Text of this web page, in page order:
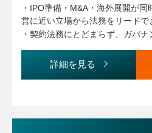
■契約法務（業務割合：約4割）
・国内外の契約書レビュー・ドラ
・SaaS契約、業務委託契約、
・顧問弁護士との連携・リーガル
・契約フロー・法務オペレーショ
・社内向け法務/コンプライアン
・IPO準備・M&A・海外展開が
営に近い立場から法務をリードで
・契約法務にとどまらず、ガバナ
・立ち上げフェーズの法務組織
詳細を見る